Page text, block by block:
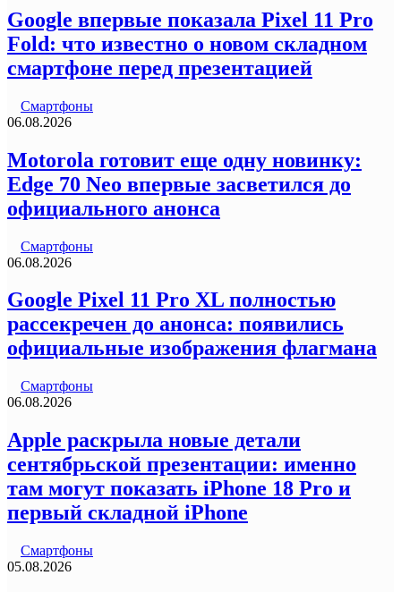
Google впервые показала Pixel 11 Pro
Fold: что известно о новом складном
смартфоне перед презентацией
Смартфоны
06.08.2026
Motorola готовит еще одну новинку:
Edge 70 Neo впервые засветился до
официального анонса
Смартфоны
06.08.2026
Google Pixel 11 Pro XL полностью
рассекречен до анонса: появились
официальные изображения флагмана
Смартфоны
06.08.2026
Apple раскрыла новые детали
сентябрьской презентации: именно
там могут показать iPhone 18 Pro и
первый складной iPhone
Смартфоны
05.08.2026